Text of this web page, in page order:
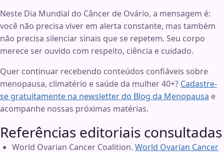
Neste Dia Mundial do Câncer de Ovário, a mensagem é:
você não precisa viver em alerta constante, mas também
não precisa silenciar sinais que se repetem. Seu corpo
merece ser ouvido com respeito, ciência e cuidado.
Quer continuar recebendo conteúdos confiáveis sobre
menopausa, climatério e saúde da mulher 40+? Cadastre-
se gratuitamente na newsletter do Blog da Menopausa e
acompanhe nossas próximas matérias.
Referências editoriais consultadas
World Ovarian Cancer Coalition. World Ovarian Cancer